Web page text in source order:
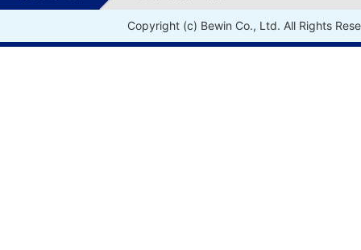
Copyright (c) Bewin Co., Ltd. All Rights